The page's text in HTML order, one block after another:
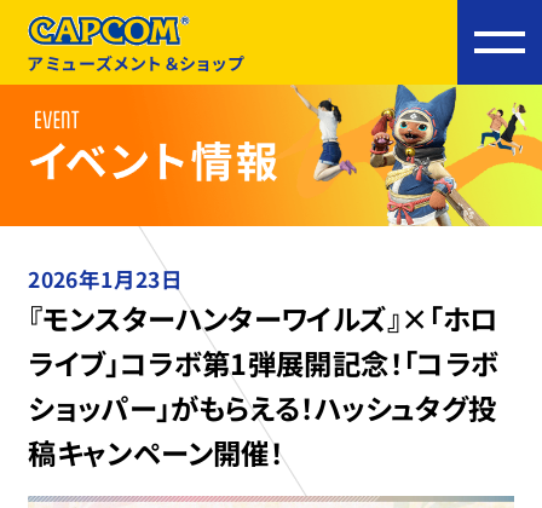
アミューズメント＆ショップ
2026年1月23日
『モンスターハンターワイルズ』×「ホロ
ライブ」コラボ第1弾展開記念！「コラボ
ショッパー」がもらえる！ハッシュタグ投
稿キャンペーン開催！